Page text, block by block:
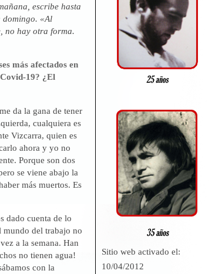
escribe hasta
domingo. «Al
no hay otra forma.
más afectados en
19? ¿El
da la gana de tener
cualquiera es
Vizcarra, quien es
ahora y yo no
Porque son dos
se viene abajo la
más muertos. Es
dado cuenta de lo
mundo del trabajo no
a la semana. Han
no tienen agua!
con la
Sitio web activado el:
10/04/2012